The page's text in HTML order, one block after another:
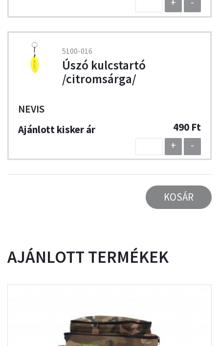
5100-016
Úszó kulcstartó
/citromsárga/
NEVIS
490 Ft
+
-
KOSÁR
AJÁNLOTT TERMÉKEK